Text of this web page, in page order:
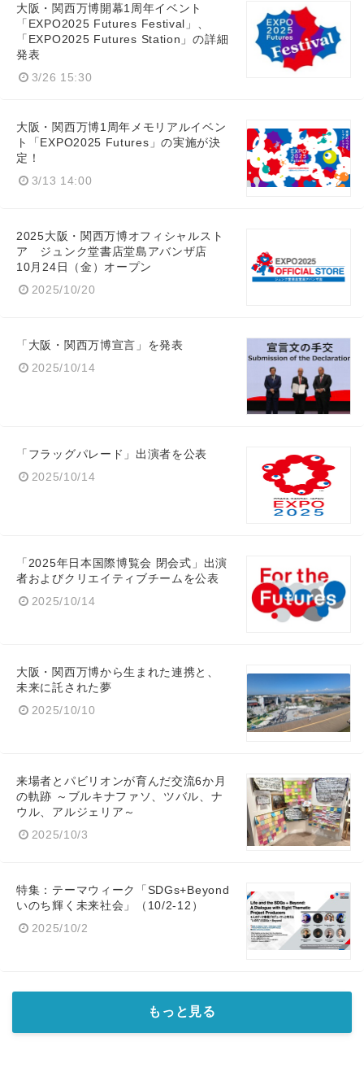
大阪・関西万博開幕1周年イベント
「EXPO2025 Futures Festival」、
「EXPO2025 Futures Station」の詳細
発表
3/26 15:30
大阪・関西万博1周年メモリアルイベン
ト「EXPO2025 Futures」の実施が決
定！
3/13 14:00
2025大阪・関西万博オフィシャルスト
ア ジュンク堂書店堂島アバンザ店
10月24日（金）オープン
2025/10/20
「大阪・関西万博宣言」を発表
2025/10/14
「フラッグパレード」出演者を公表
2025/10/14
「2025年日本国際博覧会 閉会式」出演
者およびクリエイティブチームを公表
2025/10/14
大阪・関西万博から生まれた連携と、
未来に託された夢
2025/10/10
来場者とパビリオンが育んだ交流6か月
の軌跡 ～ブルキナファソ、ツバル、ナ
ウル、アルジェリア～
2025/10/3
特集：テーマウィーク「SDGs+Beyond
いのち輝く未来社会」（10/2-12）
2025/10/2
もっと見る